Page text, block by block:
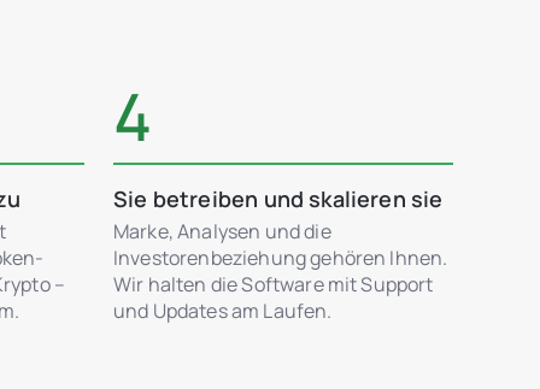
–
4
Sie betreiben und skalieren sie
Marke, Analysen und die
Investorenbeziehung gehören Ihnen.
Wir halten die Software mit Support
und Updates am Laufen.